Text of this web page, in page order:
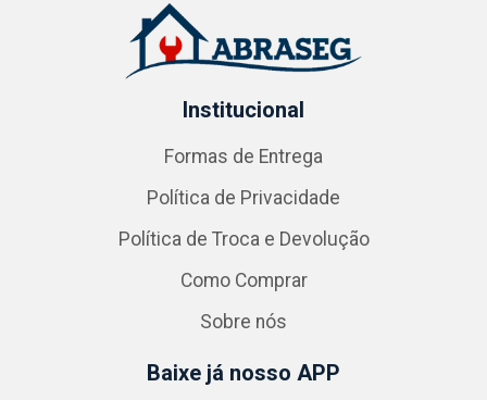
Institucional
Formas de Entrega
Política de Privacidade
Política de Troca e Devolução
Como Comprar
Sobre nós
Baixe já nosso APP